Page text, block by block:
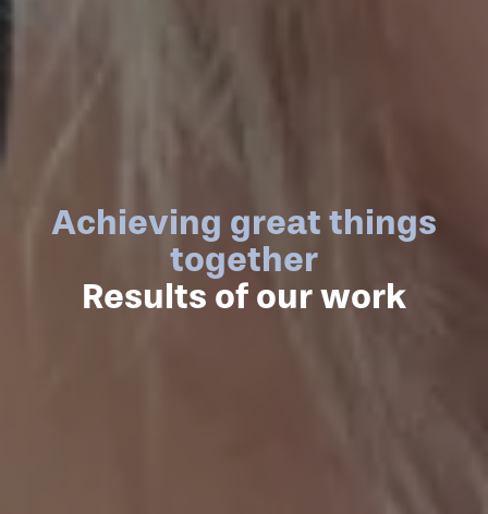
Achieving great things
together
Results of our work